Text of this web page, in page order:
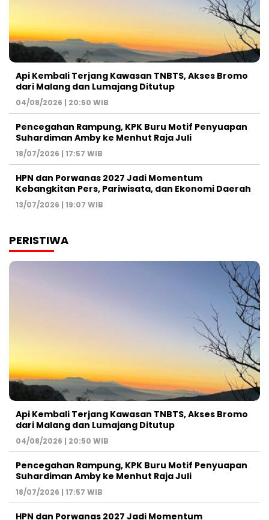
Api Kembali Terjang Kawasan TNBTS, Akses Bromo
dari Malang dan Lumajang Ditutup
04/08/2026 | 20:50 WIB
Pencegahan Rampung, KPK Buru Motif Penyuapan
Suhardiman Amby ke Menhut Raja Juli
18/07/2026 | 17:57 WIB
HPN dan Porwanas 2027 Jadi Momentum
Kebangkitan Pers, Pariwisata, dan Ekonomi Daerah
13/07/2026 | 19:07 WIB
PERISTIWA
Api Kembali Terjang Kawasan TNBTS, Akses Bromo
dari Malang dan Lumajang Ditutup
04/08/2026 | 20:50 WIB
Pencegahan Rampung, KPK Buru Motif Penyuapan
Suhardiman Amby ke Menhut Raja Juli
18/07/2026 | 17:57 WIB
HPN dan Porwanas 2027 Jadi Momentum